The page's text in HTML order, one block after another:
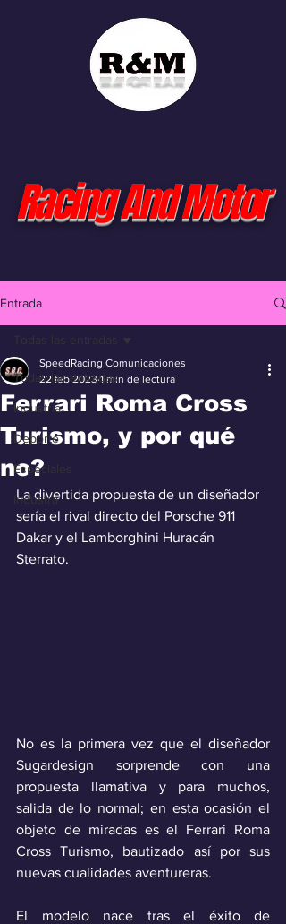
Racing And Motor
Entrada
Todas las entradas
Industria
Deporte
Especiales
Industra
Todas las entradas
Ferrari Roma Cross
Turismo, y por qué
no?
SpeedRacing Comunicaciones
22 feb 2023 1 min de lectura
La divertida propuesta de un diseñador
sería el rival directo del Porsche 911
Dakar y el Lamborghini Huracán
Sterrato.
No es la primera vez que el diseñador
Sugardesign sorprende con una
propuesta llamativa y para muchos,
salida de lo normal; en esta ocasión el
objeto de miradas es el Ferrari Roma
Cross Turismo, bautizado así por sus
nuevas cualidades aventureras.
El modelo nace tras el éxito de